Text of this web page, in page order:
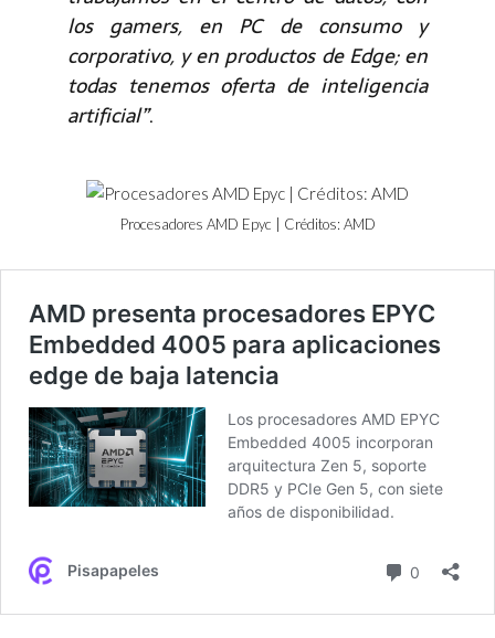
los gamers, en PC de consumo y
corporativo, y en productos de Edge; en
todas tenemos oferta de inteligencia
artificial”.
Procesadores AMD Epyc | Créditos: AMD